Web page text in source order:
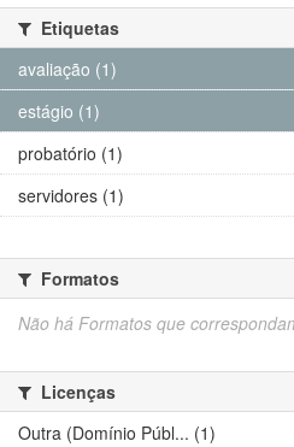
Etiquetas
avaliação (1)
estágio (1)
probatório (1)
servidores (1)
Formatos
Não há Formatos que
Licenças
Outra (Domínio Públ... (1)